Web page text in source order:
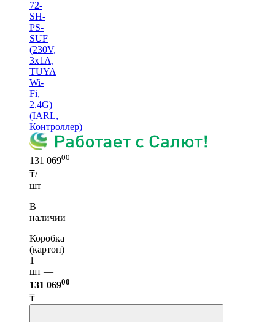
72-
SH-
PS-
SUF
(230V,
3x1A,
TUYA
Wi-
Fi,
2.4G)
(IARL,
Контроллер)
131 06900
₸/
шт
В
наличии
Коробка
(картон)
1
шт —
131 06900
₸